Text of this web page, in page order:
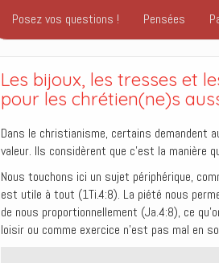
Posez vos questions ! Pensées
Les bijoux, les tresses et
pour les chrétien(ne)s
Dans le christianisme, certains demandent
valeur. Ils considèrent que c’est la manière
Nous touchons ici un sujet périphérique,
est utile à tout (1Ti.4:8). La piété nous
de nous proportionnellement (Ja.4:8), ce
loisir ou comme exercice n’est pas mal en